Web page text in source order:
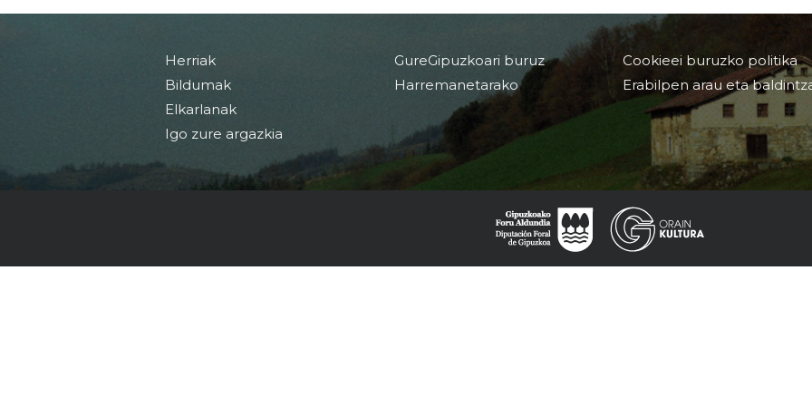
Herriak
Bildumak
Elkarlanak
Igo zure argazkia
GureGipuzkoari buruz
Harremanetarako
Cookieei buruzko politika
Erabilpen arau eta